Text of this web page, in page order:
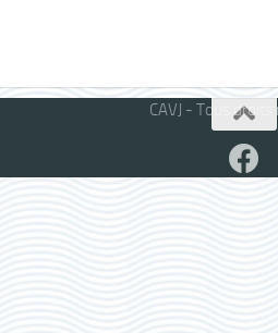
CAVJ - Tous droits